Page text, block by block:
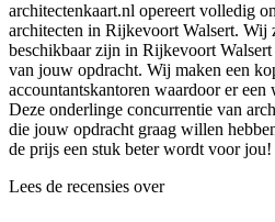
architectenkaart.nl opereert volledig
architecten in Rijkevoort Walsert. Wij
beschikbaar zijn in Rijkevoort
van jouw opdracht. Wij maken een
accountantskantoren waardoor er
Deze onderlinge concurrentie van
die jouw opdracht graag willen
de prijs een stuk beter wordt voor jou!
Lees de recensies over